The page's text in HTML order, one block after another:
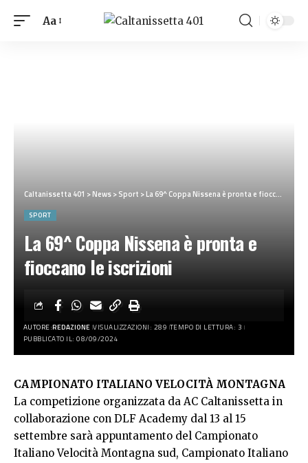
Aa
Caltanissetta 401 >News>Sport >La 69^ Coppa Nissena è pronta e fioccano le iscrizioni
SPORT
La 69^ Coppa Nissena è pronta e
fioccano le iscrizioni
AUTORE:REDAZIONE VISUALIZZAZIONI: 289 TEMPO DI LETTURA: 3
PUBBLICATO IL: 08/09/2024
CAMPIONATO ITALIANO VELOCITÀ MONTAGNA
La competizione organizzata da AC Caltanissetta in
collaborazione con DLF Academy dal 13 al 15
settembre sarà appuntamento del Campionato
Italiano Velocità Montagna sud, Campionato Italiano